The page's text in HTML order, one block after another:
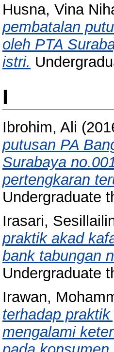
Husna, Vina
pembatalan
oleh PTA
istri.
I
Ibrohim, Ali
putusan PA
Surabaya
pertengkaran
Undergraduate
Irasari,
praktik akad
bank tabungan
Undergraduate
Irawan,
terhadap
mengalami